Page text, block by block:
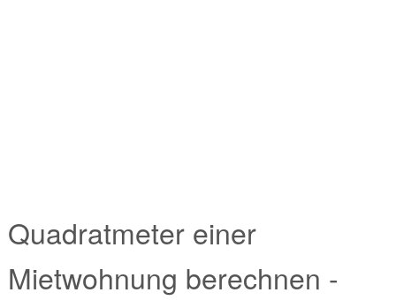
Quadratmeter einer
Mietwohnung berechnen -